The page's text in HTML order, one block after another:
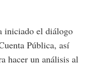
iniciado el diálogo
Pública, así
hacer un análisis al